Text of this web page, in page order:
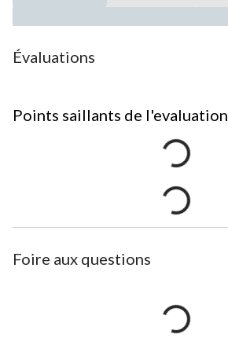
Évaluations
Points saillants de l'evaluation
Foire aux questions